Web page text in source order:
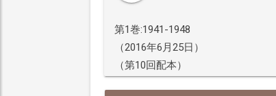
第1巻:1941-1948
（2016年6月25日）
（第10回配本）